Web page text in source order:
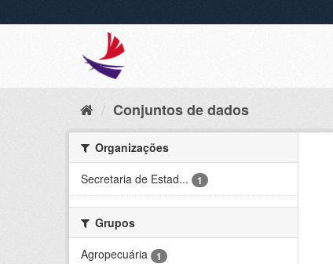
Conjuntos de dados
Organizações
Secretaria de Estad...
1
Grupos
Agropecuária
1